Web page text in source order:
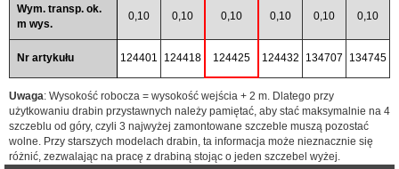
Wym. transp. ok.
m wys.
0,10 0,10 0,10 0,10 0,10 0,10
Nr artykułu 124401 124418 124425 124432 134707 134745
Uwaga: Wysokość robocza = wysokość wejścia + 2 m. Dlatego przy
użytkowaniu drabin przystawnych należy pamiętać, aby stać maksymalnie na 4
szczeblu od góry, czyli 3 najwyżej zamontowane szczeble muszą pozostać
wolne. Przy starszych modelach drabin, ta informacja może nieznacznie się
różnić, zezwalając na pracę z drabiną stojąc o jeden szczebel wyżej.